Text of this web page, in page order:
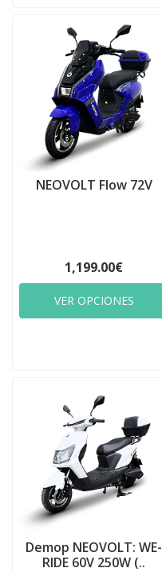
NEOVOLT Flow 72V
1,199.00€
VER OPCIONES
Demop NEOVOLT: WE-
RIDE 60V 250W (..